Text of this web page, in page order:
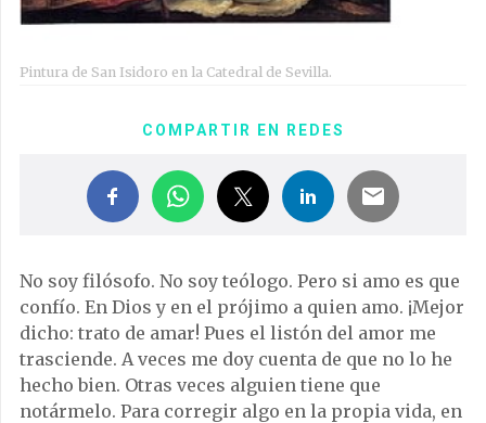
Pintura de San Isidoro en la Catedral de Sevilla.
COMPARTIR EN REDES
No soy filósofo. No soy teólogo. Pero si amo es que
confío. En Dios y en el prójimo a quien amo. ¡Mejor
dicho: trato de amar! Pues el listón del amor me
trasciende. A veces me doy cuenta de que no lo he
hecho bien. Otras veces alguien tiene que
notármelo. Para corregir algo en la propia vida, en